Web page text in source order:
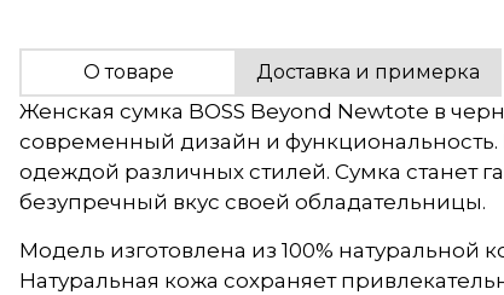
О товаре Доставка и примерка
Женская сумка BOSS Beyond Newtote в
современный дизайн и функциональность.
одеждой различных стилей. Сумка станет
безупречный вкус своей обладательницы.
Модель изготовлена из 100% натуральной
Натуральная кожа сохраняет